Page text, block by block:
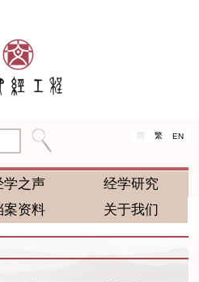
简 繁 EN
学之声
经学研究
案资料 关于我们